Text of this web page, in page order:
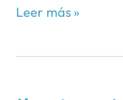
Leer más »
Ilustración